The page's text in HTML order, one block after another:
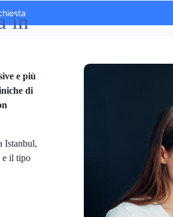
in
e più
di
Istanbul,
e il tipo